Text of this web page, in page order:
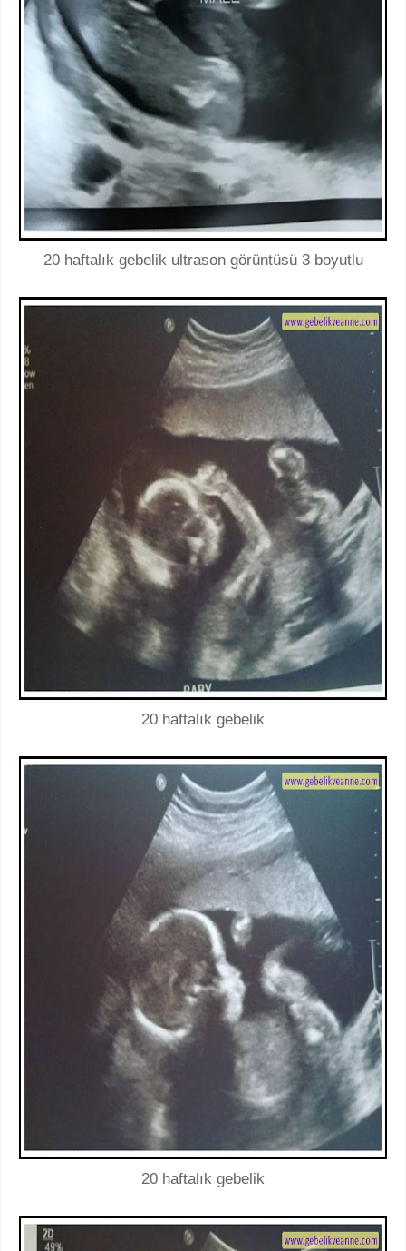
20 haftalık gebelik ultrason görüntüsü 3 boyutlu
20 haftalık gebelik
20 haftalık gebelik